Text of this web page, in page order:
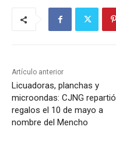
Artículo anterior
Licuadoras, planchas y
microondas: CJNG repartió
regalos el 10 de mayo a
nombre del Mencho